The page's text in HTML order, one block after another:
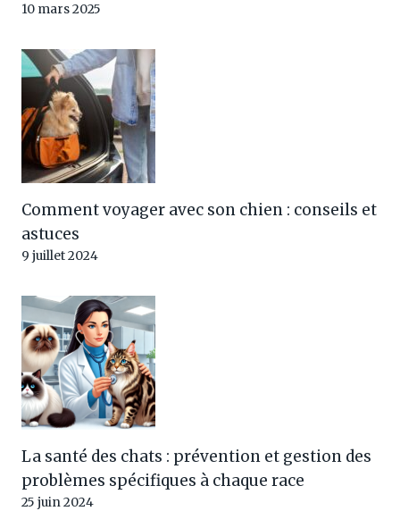
10 mars 2025
Comment voyager avec son chien : conseils et
astuces
9 juillet 2024
La santé des chats : prévention et gestion des
problèmes spécifiques à chaque race
25 juin 2024